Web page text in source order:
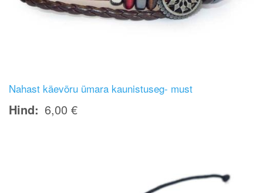
Nahast käevõru ümara kaunistuseg- must
Hind 6,00 €